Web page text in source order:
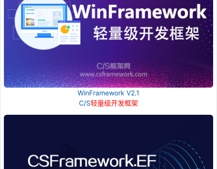
WinFramework V2.1
C/S轻量级开发框架